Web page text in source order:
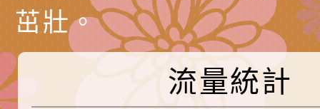
場線上座談會」活動
宣導影像素材
月份公共服務政策溝
其合輯一覽表1份（
https://reurl.cc/
檢送桃園市立慈文國
「115學年度體育班
函轉有關司法院辦理
制度宣導活動
財團法人人本教育文
茁壯。
流量統計